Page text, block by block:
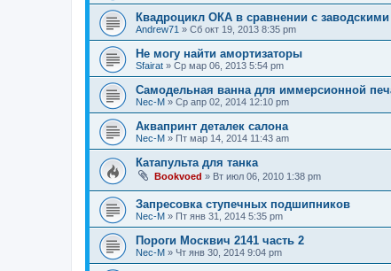
Квадроцикл ОКА в сравнении с заводскими
Andrew71 » Сб окт 19, 2013 8:35 pm
Не могу найти амортизаторы
Sfairat » Ср мар 06, 2013 5:54 pm
Самодельная ванна для иммерсионной
Nec-M » Ср апр 02, 2014 12:10 pm
Аквапринт деталек салона
Nec-M » Пт мар 14, 2014 11:43 am
Катапульта для танка
Bookvoed » Вт июл 06, 2010 1:38 pm
Запресовка ступечных подшипников
Nec-M » Пт янв 31, 2014 5:35 pm
Пороги Москвич 2141 часть 2
Nec-M » Чт янв 30, 2014 9:04 pm